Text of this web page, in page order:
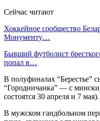
Сейчас читают
Хоккейное сообщество
Монументу…
Бывший футболист
попал в…
В полуфиналах “Берестье”
“Городничанка” — с
состоятся 30 апреля и 7 мая).
В мужском гандбольном